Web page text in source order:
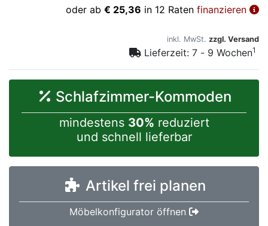
oder ab € 25,36 in 12 Raten finanzieren
inkl. MwSt. zzgl. Versand
Lieferzeit: 7 - 9 Wochen1
Schlafzimmer-Kommoden
mindestens 30% reduziert
und schnell lieferbar
Artikel frei planen
Möbelkonfigurator öffnen